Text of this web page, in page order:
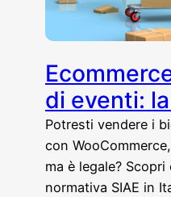
di eventi:
Potresti vendere i
con
ma è legale?
normativa SIAE in